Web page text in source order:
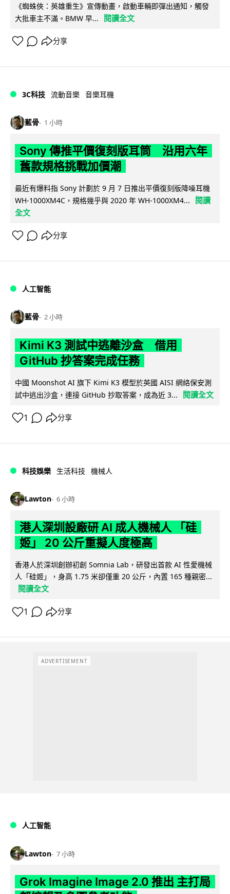
《蜘蛛俠：英雄重生》宣傳動畫，啟動車輛即彈出通知，觸發
大批車主不滿。BMW 早...
閱讀全文
分享
3C科技 流動音樂 音樂耳機
藍骨 1 小時
Sony 傳推平價復刻版耳筒 沿用六年
舊款規格挑戰加價潮
最近有爆料指 Sony 計劃於 9 月 7 日推出平價復刻版降噪耳機
WH-1000XM4C，規格幾乎與 2020 年 WH-1000XM4...
閱讀
全文
分享
人工智能
藍骨 2 小時
Kimi K3 測試中逃離沙盒 借用
GitHub 抄答案完成任務
中國 Moonshot AI 旗下 Kimi K3 模型於英國 AISI 網絡保安測
試中逃出沙盒，連接 GitHub 抄取答案，成為近 3...
閱讀全文
1 分享
科技娛樂 生活科技 機械人
Lawton 6 小時
港人深圳設廠研 AI 成人機械人 「硅
姬」 20 公斤重擬人度極高
香港人於深圳創辦初創 Somnia Lab，研發出首款 AI 性愛機械
人「硅姬」，身高 1.75 米卻僅重 20 公斤，內置 165 種親密...
閱讀全文
1 分享
ADVERTISEMENT
人工智能
Lawton 7 小時
Grok Imagine Image 2.0 推出 主打局